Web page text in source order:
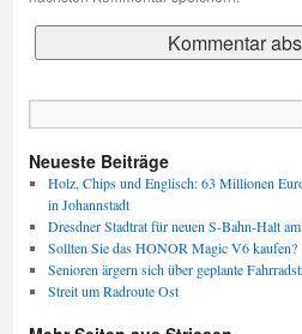
Neueste Beiträge
Holz, Chips und Englisch: 63 Millionen
in Johannstadt
Dresdner Stadtrat für neuen S-Bahn-Halt
Sollten Sie das HONOR Magic V6 kaufen?
Senioren ärgern sich über geplante
Streit um Radroute Ost